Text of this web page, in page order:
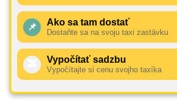
📌 Ako sa tam dostať
Dostaňte sa na svoju taxi zastávku
Vypočítať sadzbu
Vypočítajte si cenu svojho taxíka